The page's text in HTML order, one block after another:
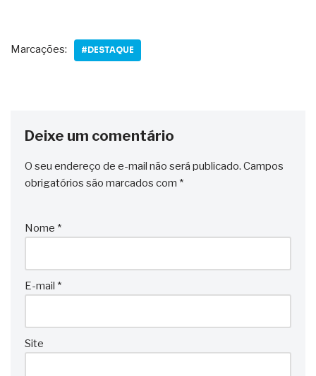
Marcações: #DESTAQUE
Deixe um comentário
O seu endereço de e-mail não será publicado. Campos
obrigatórios são marcados com *
Nome *
E-mail *
Site